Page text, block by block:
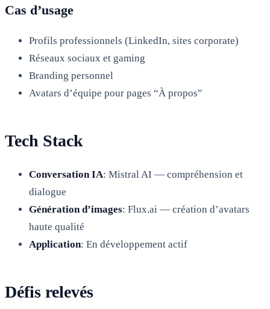
Cas d’usage
Profils professionnels (LinkedIn, sites corporate)
Réseaux sociaux et gaming
Branding personnel
Avatars d’équipe pour pages “À propos”
Tech Stack
Conversation IA: Mistral AI — compréhension et
dialogue
Génération d’images: Flux.ai — création d’avatars
haute qualité
Application: En développement actif
Défis relevés